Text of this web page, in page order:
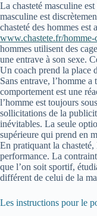
La chasteté masculine
masculine est
chasteté des hommes est
www.chastete.fr/homme-
hommes utilisent des
une entrave à son sexe.
Un coach prend la place
Sans entrave, l’homme a
comportement est une
l’homme est toujours
sollicitations de la
inévitables. La seule
supérieure qui prend en
En pratiquant la
performance. La
que l’on soit sportif,
différent de celui de la
Les instructions pour le